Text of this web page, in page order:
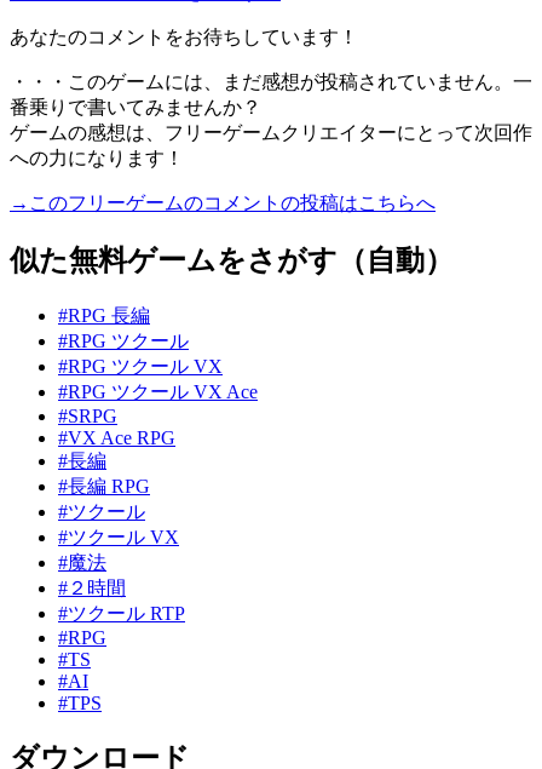
あなたのコメントをお待ちしています！
・・・このゲームには、まだ感想が投稿されていません。一
番乗りで書いてみませんか？
ゲームの感想は、フリーゲームクリエイターにとって次回作
への力になります！
→このフリーゲームのコメントの投稿はこちらへ
似た無料ゲームをさがす（自動）
#RPG 長編
#RPG ツクール
#RPG ツクール VX
#RPG ツクール VX Ace
#SRPG
#VX Ace RPG
#長編
#長編 RPG
#ツクール
#ツクール VX
#魔法
#２時間
#ツクール RTP
#RPG
#TS
#AI
#TPS
ダウンロード